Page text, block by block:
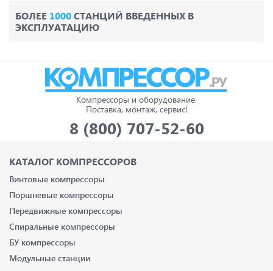
БОЛЕЕ 1000СТАНЦИЙ ВВЕДЕННЫХ В
ЭКСПЛУАТАЦИЮ
Компрессоры и оборудование.
Поставка, монтаж, сервис!
8 (800) 707-52-60
КАТАЛОГ КОМПРЕССОРОВ
Винтовые компрессоры
Поршневые компрессоры
Передвижные компрессоры
Спиральные компрессоры
БУ компрессоры
Модульные станции